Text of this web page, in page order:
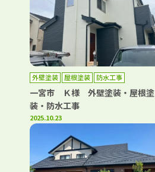
外壁塗装 屋根塗装 防水工事
一宮市 Ｋ様 外壁塗装・屋根塗
装・防水工事
2025.10.23